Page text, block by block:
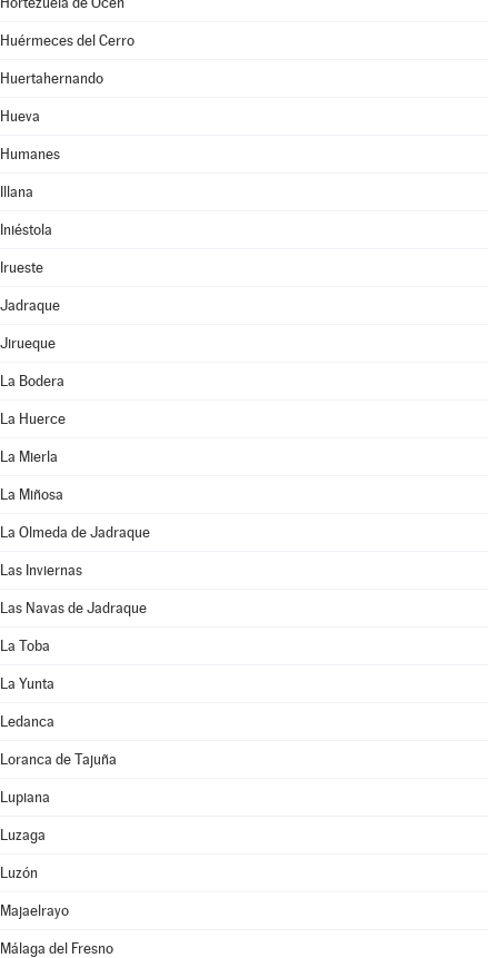
Huérmeces del Cerro
Huertahernando
Hueva
Humanes
Illana
Iniéstola
Irueste
Jadraque
Jirueque
La Bodera
La Huerce
La Mierla
La Miñosa
La Olmeda de Jadraque
Las Inviernas
Las Navas de Jadraque
La Toba
La Yunta
Ledanca
Loranca de Tajuña
Lupiana
Luzaga
Luzón
Majaelrayo
Málaga del Fresno